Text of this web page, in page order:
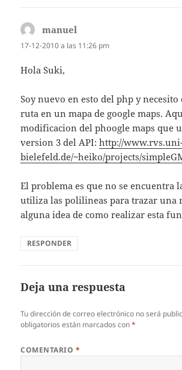
manuel
17-12-2010 a las 11:26 pm
Hola Suki,
Soy nuevo en esto del php y
ruta en un mapa de google maps.
modificacion del phoogle maps que
version 3 del API:http://
bielefeld.de/~heiko/projects/
El problema es que no se encuentra
utiliza las polilineas para trazar una
alguna idea de como realizar esta
RESPONDER
Deja una respuesta
Tu dirección de correo electrónico no será
obligatorios están marcados con*
COMENTARIO *